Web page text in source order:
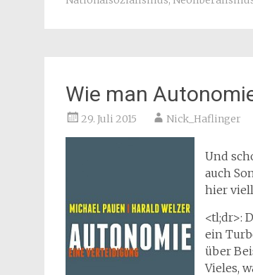
Wie man
29. Juli 2015 Nick_Haflinger
Und
auch
hier
<tl;dr>:
ein
über
Vieles,